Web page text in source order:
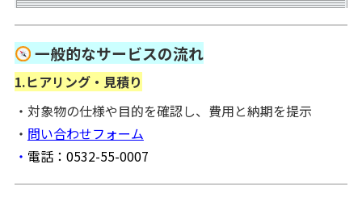
一般的なサービスの流れ
1.ヒアリング・見積り
・対象物の仕様や目的を確認し、費用と納期を提示
・ 問い合わせフォーム
・ 電話：0532-55-0007